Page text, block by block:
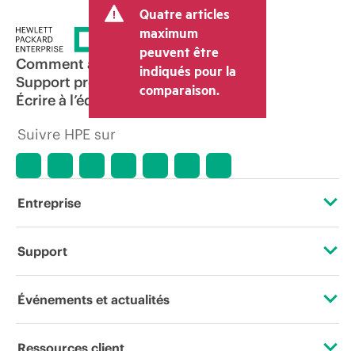
Quatre articles
maximum
peuvent être
indiqués pour la
comparaison.
Comment acheter
Support produit
Écrire à l’équipe commerciale
Suivre HPE sur
Entreprise
À propos de HPE
Support
Services d’assistance opérationnelle (OSS)
Événements et actualités
Événements